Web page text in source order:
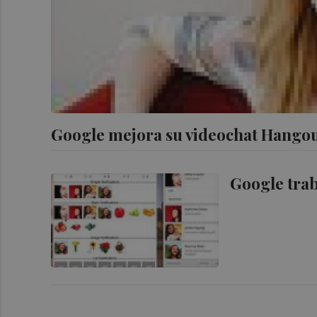
Google mejora su videochat
Google